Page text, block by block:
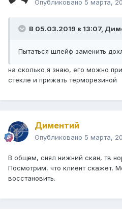
Опубликовано 5 марта,
В 05.03.2019 в 13:07,
Пытаться шлейф заменить
на сколько я знаю, его можно
стекле и прижать терморезиной
Диментий
Опубликовано 5 марта,
В общем, снял нижний скан, тв
Посмотрим, что клиент скажет.
восстановить.